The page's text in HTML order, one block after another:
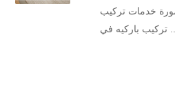
خدمات تركيب
تركيب باركيه في